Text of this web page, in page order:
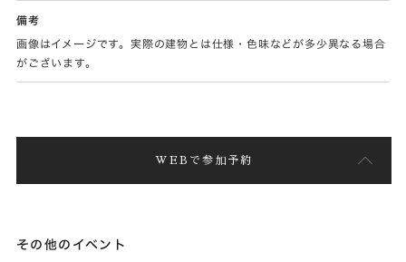
備考
画像はイメージです。実際の建物とは仕様・色味などが多少異なる場合
がございます。
WEBで参加予約
その他のイベント